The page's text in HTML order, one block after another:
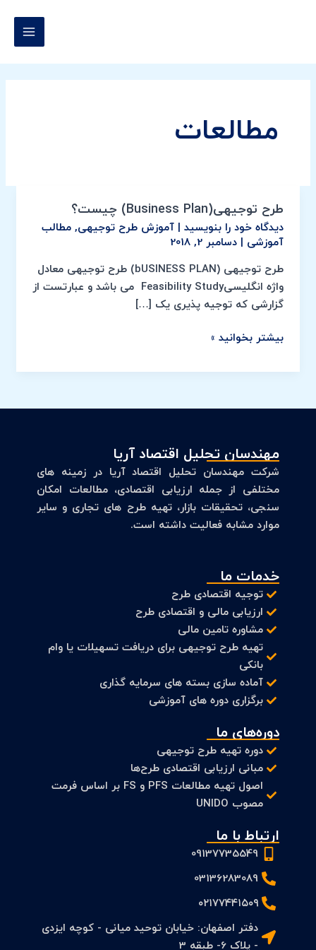
مطالعات
طرح توجیهی(Business Plan) چیست؟
دیدگاه‌ خود را بنویسید | آموزش طرح توجیهی, مطالب
آموزشی | دسامبر 2, 2018
طرح توجیهی (bUSINESS PLAN) طرح توجیهی معادل
واژه انگلیسیFeasibility Study می باشد و عبارتست از
گزارشی که توجیه پذیری یک […]
طرح
توجیهی(Business
Plan)
چیست؟
بیشتر بخوانید »
مهندسان تحلیل اقتصاد آریا
شرکت مهندسان تحلیل اقتصاد آریا در زمینه های
مختلفی از جمله ارزیابی اقتصادی، مطالعات امکان
سنجی، تحقیقات بازار، تهیه طرح های تجاری و سایر
موارد مشابه فعالیت داشته است.
خدمات ما
توجیه اقتصادی طرح
ارزیابی مالی و اقتصادی طرح
مشاوره تامین مالی
تهیه طرح توجیهی برای دریافت تسهیلات یا وام
بانکی
آماده سازی بسته های سرمایه گذاری
برگزاری دوره های آموزشی
دوره‌های ما
دوره تهیه طرح توجیهی
مبانی ارزیابی اقتصادی طرح‌ها
اصول تهیه مطالعات PFS و FS بر اساس فرمت
مصوب UNIDO
ارتباط با ما
09137735549
03136283089
۰۲۱۷۷۴۴۱۵۰۹
دفتر اصفهان: خیابان توحید میانی - کوچه ایزدی
- پلاک 6- طبقه 3